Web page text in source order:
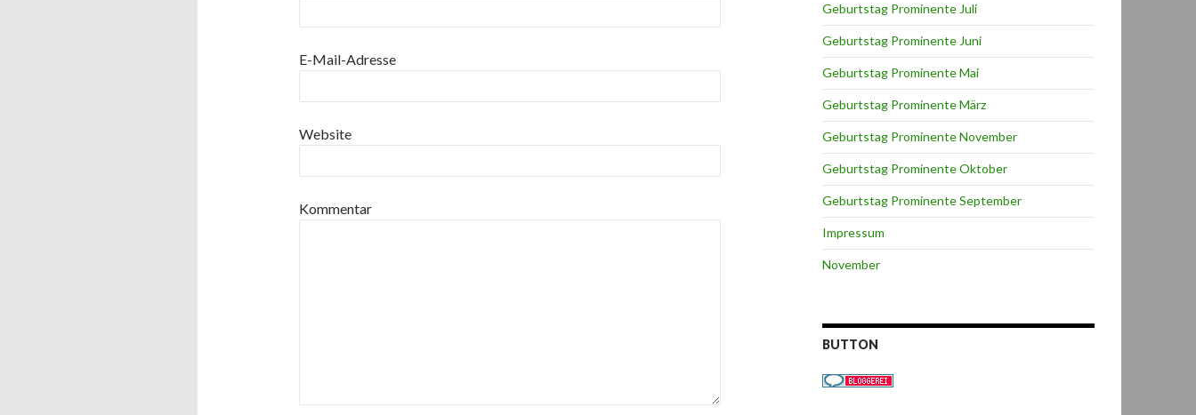
E-Mail-Adresse
Website
Kommentar
Geburtstag Prominente Juli
Geburtstag Prominente Juni
Geburtstag Prominente Mai
Geburtstag Prominente März
Geburtstag Prominente November
Geburtstag Prominente Oktober
Geburtstag Prominente September
Impressum
November
BUTTON